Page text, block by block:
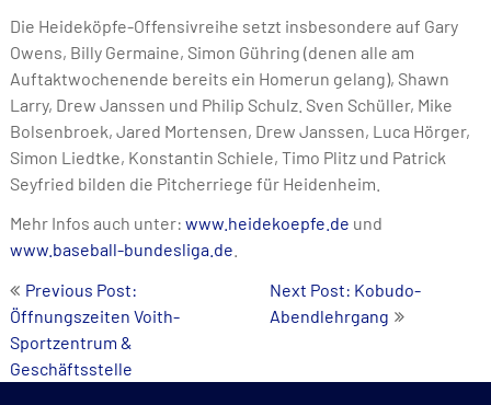
Die Heideköpfe-Offensivreihe setzt insbesondere auf Gary
Owens, Billy Germaine, Simon Gühring (denen alle am
Auftaktwochenende bereits ein Homerun gelang), Shawn
Larry, Drew Janssen und Philip Schulz. Sven Schüller, Mike
Bolsenbroek, Jared Mortensen, Drew Janssen, Luca Hörger,
Simon Liedtke, Konstantin Schiele, Timo Plitz und Patrick
Seyfried bilden die Pitcherriege für Heidenheim.
Mehr Infos auch unter: www.heidekoepfe.de und
www.baseball-bundesliga.de
Beitrags-
Navigation
Previous Post:
Öffnungszeiten Voith-
Sportzentrum &
Geschäftsstelle
Next Post: Kobudo-
Abendlehrgang